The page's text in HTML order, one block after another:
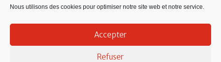
Nous utilisons des cookies pour optimiser notre site web et notre service.
Accepter
Refuser
Services à l’enfance :02 40 87 52 44
Micro-crèche :02 40 51 89 21
Atelier municipal, rue de la
Nouette : 02 40 79 59 71